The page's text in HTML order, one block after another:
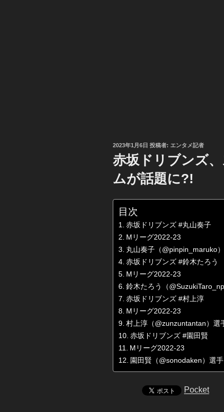
投
日:
2023年1月6日 投稿者: エンタメ記者
赤坂ドリブンズ
ムが話題に?!
目次
赤坂ドリブンズ #丸山奏子
Mリーグ2022-23
丸山奏子（@pinpin_maruko）
赤坂ドリブンズ #鈴木たろう
Mリーグ2022-23
鈴木たろう（
赤坂ドリブンズ #村上淳
Mリーグ2022-23
村上淳（@zunzuntantan）選
赤坂ドリブンズ #園田賢
Mリーグ2022-23
園田賢（@sonodaken）選手
Pocket